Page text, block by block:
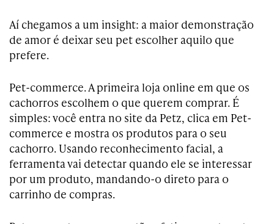
Aí chegamos a um insight: a maior demonstração
de amor é deixar seu pet escolher aquilo que
prefere.
Pet-commerce. A primeira loja online em que os
cachorros escolhem o que querem comprar. É
simples: você entra no site da Petz, clica em Pet-
commerce e mostra os produtos para o seu
cachorro. Usando reconhecimento facial, a
ferramenta vai detectar quando ele se interessar
por um produto, mandando-o direto para o
carrinho de compras.